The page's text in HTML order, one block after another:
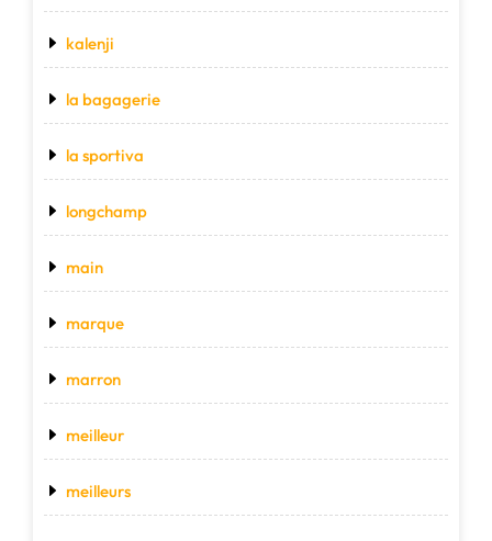
kalenji
la bagagerie
la sportiva
longchamp
main
marque
marron
meilleur
meilleurs